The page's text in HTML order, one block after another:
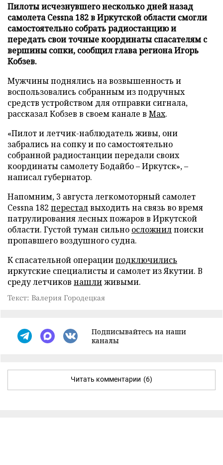
Пилоты исчезнувшего несколько дней назад
самолета Cessna 182 в Иркутской области смогли
самостоятельно собрать радиостанцию и
передать свои точные координаты спасателям с
вершины сопки, сообщил глава региона Игорь
Кобзев.
Мужчины поднялись на возвышенность и
воспользовались собранным из подручных
средств устройством для отправки сигнала,
рассказал Кобзев в своем канале в Max.
«Пилот и летчик-наблюдатель живы, они
забрались на сопку и по самостоятельно
собранной радиостанции передали своих
координаты самолету Бодайбо – Иркутск», –
написал губернатор.
Напомним, 3 августа легкомоторный самолет
Cessna 182 пересталвыходить на связь во время
патрулирования лесных пожаров в Иркутской
области. Густой туман сильно осложнилпоиски
пропавшего воздушного судна.
К спасательной операцииподключились
иркутские специалисты и самолет из Якутии. В
среду летчиков нашлиживыми.
Текст: Валерия Городецкая
Подписывайтесь на наши
каналы
Читать комментарии (6)